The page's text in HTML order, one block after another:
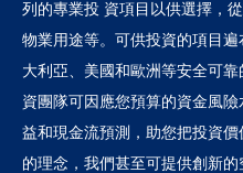
列的專業投 資項目以供選擇，
物業用途等。可供投資的項目
大利亞、美國和歐洲等安全可
資團隊可因應您預算的資金風
益和現金流預測，助您把投資
的理念，我們甚至可提供創新